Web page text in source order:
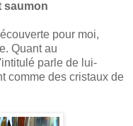
saumon
pour moi,
Quant au
parle de lui-
comme des cristaux de